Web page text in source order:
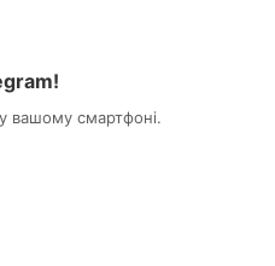
вашому смартфоні.